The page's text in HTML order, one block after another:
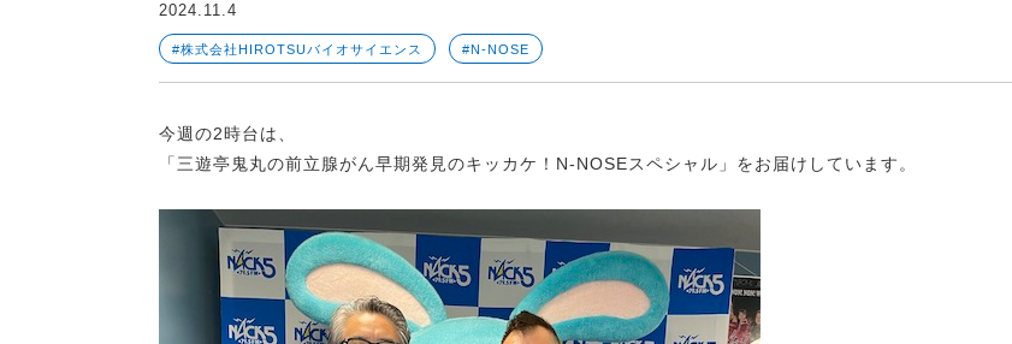
2024.11.4
#株式会社HIROTSUバイオサイエンス #N-NOSE
今週の2時台は、
「三遊亭鬼丸の前立腺がん早期発見のキッカケ！N-NOSEスペシャル」をお届けしています。